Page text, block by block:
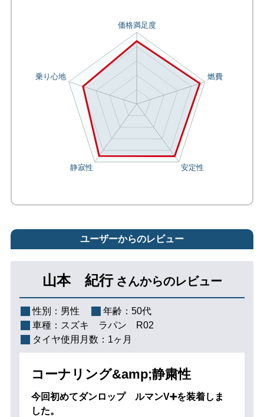
ユーザーからのレビュー
山本 紀行 さんからのレビュー
性別： 男性 年齢： 50代
車種： スズキ ラパン R02
タイヤ使用月数： 1ヶ月
コーナリング&amp;静粛性
今回初めてダンロップ ルマンV➕を装着しま
した。